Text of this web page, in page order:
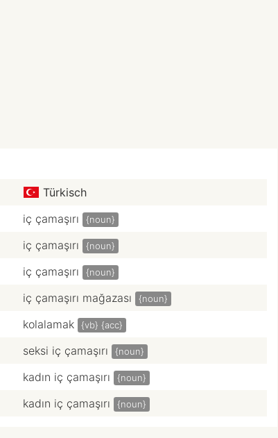
Türkisch
iç çamaşırı {noun}
iç çamaşırı {noun}
iç çamaşırı {noun}
iç çamaşırı mağazası {noun}
kolalamak {vb} {acc}
seksi iç çamaşırı {noun}
kadın iç çamaşırı {noun}
kadın iç çamaşırı {noun}